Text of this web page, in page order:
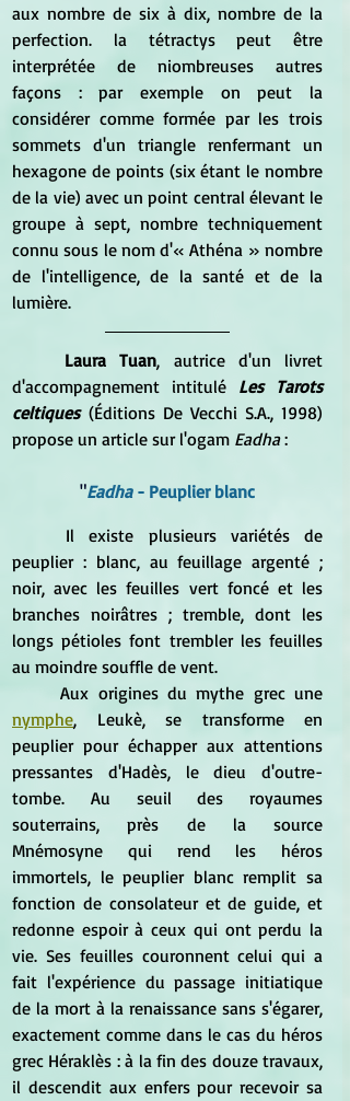
aux nombre de six à dix, nombre de la
perfection. la tétractys peut être
interprétée de niombreuses autres
façons : par exemple on peut la
considérer comme formée par les trois
sommets d'un triangle renfermant un
hexagone de points (six étant le nombre
de la vie) avec un point central élevant le
groupe à sept, nombre techniquement
connu sous le nom d'« Athéna » nombre
de l'intelligence, de la santé et de la
lumière.
Laura Tuan, autrice d'un livret
d'accompagnement intitulé Les Tarots
celtiques (Éditions De Vecchi S.A., 1998)
propose un article sur l'ogam Eadha :
"Eadha - Peuplier blanc
peuplier : blanc, au feuillage argenté ;
noir, avec les feuilles vert foncé et les
branches noirâtres ; tremble, dont les
longs pétioles font trembler les feuilles
au moindre souffle de vent.
nymphe, Leukè, se transforme en
peuplier pour échapper aux attentions
pressantes d'Hadès, le dieu d'outre-
tombe. Au seuil des royaumes
souterrains, près de la source
Mnémosyne qui rend les héros
immortels, le peuplier blanc remplit sa
fonction de consolateur et de guide, et
redonne espoir à ceux qui ont perdu la
vie. Ses feuilles couronnent celui qui a
fait l'expérience du passage initiatique
de la mort à la renaissance sans s'égarer,
exactement comme dans le cas du héros
grec Héraklès : à la fin des douze travaux,
il descendit aux enfers pour recevoir sa